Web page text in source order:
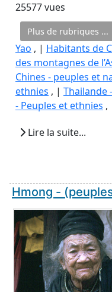
25577 vues
Plus de rubriques ...
Yao , | Habitants de
des montagnes de
Chines - peuples et
ethnies , | Thailande
- Peuples et ethnies ,
Lire la suite...
Hmong -